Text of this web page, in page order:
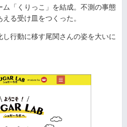
「くりっこ」を結成。不測の事態
る受け皿をつくった。
行動に移す尾関さんの姿を大いに